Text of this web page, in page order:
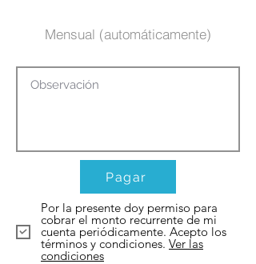
Mensual (automáticamente)
Pagar
Por la presente doy permiso para
cobrar el monto recurrente de mi
cuenta periódicamente. Acepto los
términos y condiciones. Ver las
condiciones